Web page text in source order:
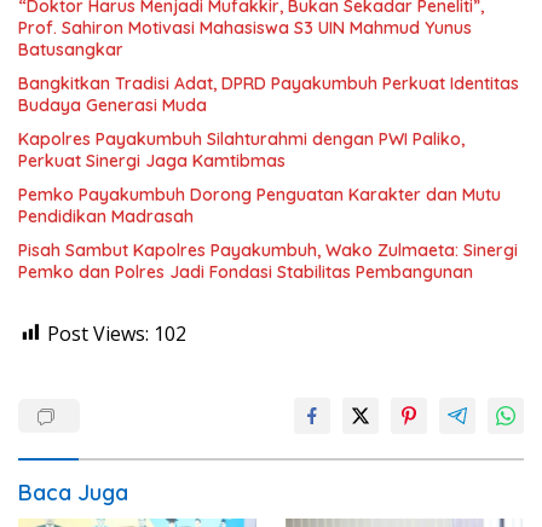
“Doktor Harus Menjadi Mufakkir, Bukan Sekadar Peneliti”,
Prof. Sahiron Motivasi Mahasiswa S3 UIN Mahmud Yunus
Batusangkar
Bangkitkan Tradisi Adat, DPRD Payakumbuh Perkuat Identitas
Budaya Generasi Muda
Kapolres Payakumbuh Silahturahmi dengan PWI Paliko,
Perkuat Sinergi Jaga Kamtibmas
Pemko Payakumbuh Dorong Penguatan Karakter dan Mutu
Pendidikan Madrasah
Pisah Sambut Kapolres Payakumbuh, Wako Zulmaeta: Sinergi
Pemko dan Polres Jadi Fondasi Stabilitas Pembangunan
Post Views: 102
Baca Juga